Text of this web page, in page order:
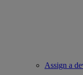
Assign a